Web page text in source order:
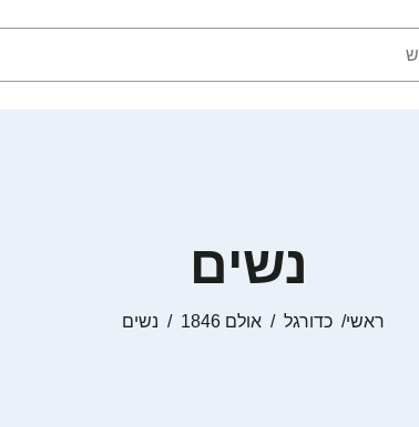
נשים
ראשי כדורגל אולם 1846 נשים